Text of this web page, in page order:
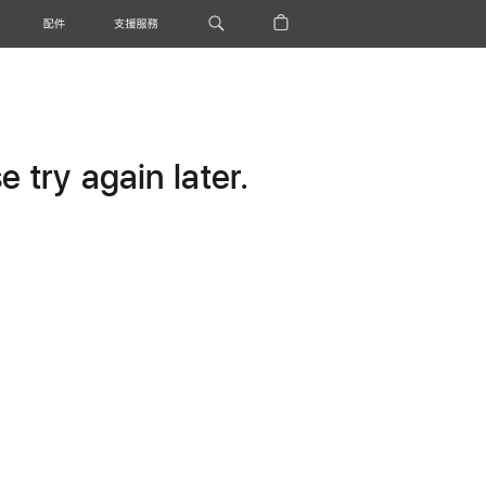
配件 支援服務
try again later.